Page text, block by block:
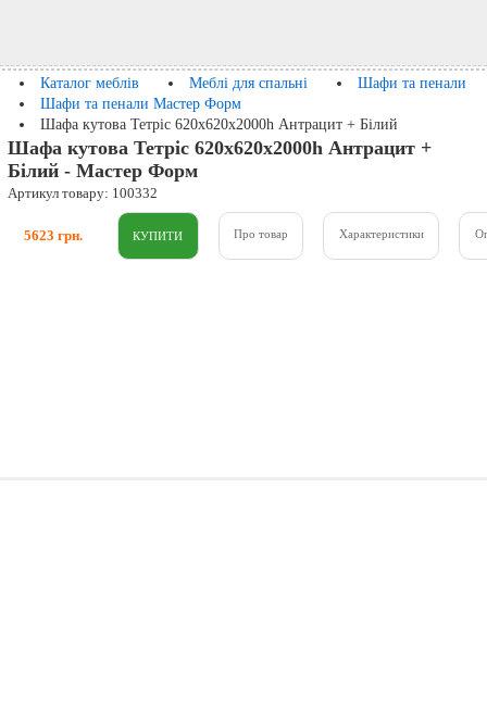
Каталог меблів Меблі для спальні
Шафи та пенали
Шафи та пенали Мастер Форм
Шафа кутова Тетріс 620х620х2000h Антрацит + Білий
Шафа кутова Тетріс 620х620х2000h Антрацит +
Білий - Мастер Форм
Артикул товару: 100332
5623 грн. Про товар Характеристики